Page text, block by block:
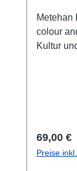
Metehan
colour
Kultur
69,00 €
Preise